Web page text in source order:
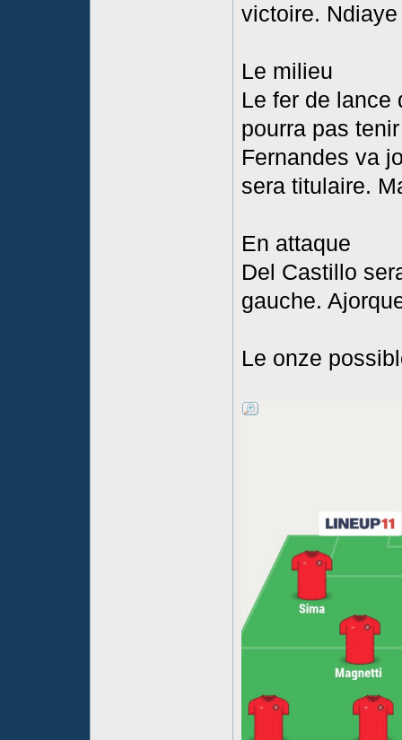
victoire.
Le milieu
Le fer de lance
pourra pas
Fernandes va
sera titulaire.
En attaque
Del Castillo
gauche.
Le onze